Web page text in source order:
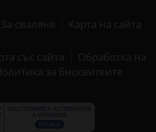
За сваляне Карта на сайта
със сайта
Обработка на
за бисквитките